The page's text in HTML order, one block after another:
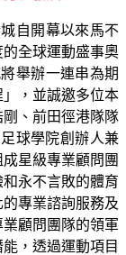
自開幕以來馬不
全球運動盛事奧
舉辦一連串為期
，並誠邀多位本
、前田徑港隊隊
球學院創辦人兼
星級專業顧問團
永不言敗的體育
專業諮詢服務及
顧問團隊的領軍
，透過運動項目